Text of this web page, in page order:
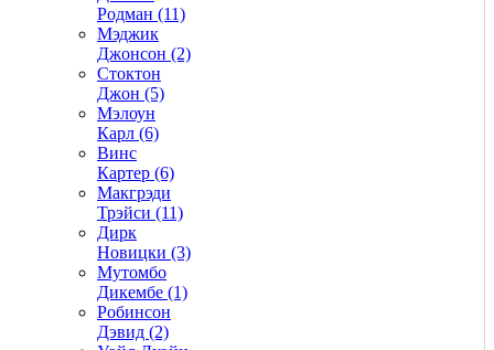
Родман (11)
Мэджик
Джонсон (2)
Стоктон
Джон (5)
Мэлоун
Карл (6)
Винс
Картер (6)
Макгрэди
Трэйси (11)
Дирк
Новицки (3)
Мутомбо
Дикембе (1)
Робинсон
Дэвид (2)